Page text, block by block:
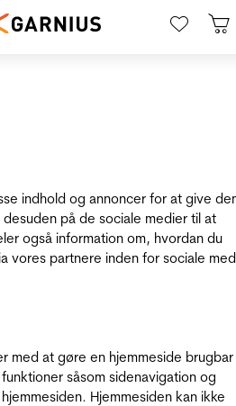
indhold og annoncer for at give
på de sociale medier til at
også information om, hvordan du
vores partnere inden for sociale
med at gøre en hjemmeside
såsom sidenavigation og
Hjemmesiden kan ikke